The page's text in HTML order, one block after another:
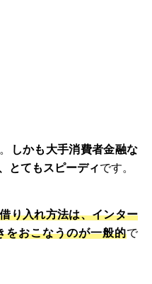
しかも大手消費者金融な
とてもスピーディです。
り入れ方法は、インター
をおこなうのが一般的で